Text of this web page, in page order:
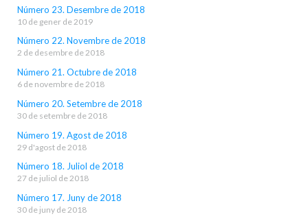
Número 23. Desembre de 2018
10 de gener de 2019
Número 22. Novembre de 2018
2 de desembre de 2018
Número 21. Octubre de 2018
6 de novembre de 2018
Número 20. Setembre de 2018
30 de setembre de 2018
Número 19. Agost de 2018
29 d'agost de 2018
Número 18. Juliol de 2018
27 de juliol de 2018
Número 17. Juny de 2018
30 de juny de 2018